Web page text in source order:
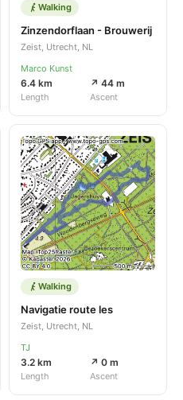
Walking
Zinzendorflaan - Brouwerij
Zeist, Utrecht, NL
Marco Kunst
6.4 km
Length
↗ 44 m
Ascent
Walking
Navigatie route les
Zeist, Utrecht, NL
TJ
3.2 km
Length
↗ 0 m
Ascent